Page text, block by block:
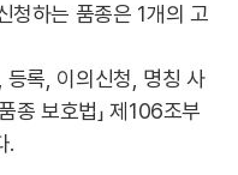
청하는 품종은 1개의 고
록, 이의신청, 명칭 사
종 보호법」 제106조부
.